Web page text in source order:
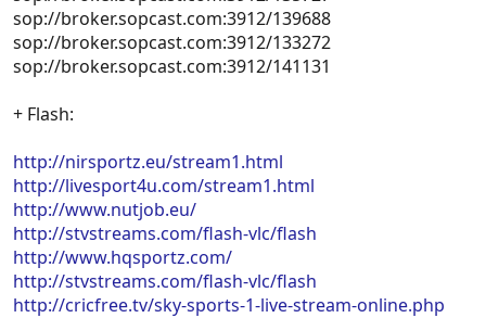
sop://broker.sopcast.com:3912/139688
sop://broker.sopcast.com:3912/133272
sop://broker.sopcast.com:3912/141131
+ Flash:
http://nirsportz.eu/stream1.html
http://livesport4u.com/stream1.html
http://www.nutjob.eu/
http://stvstreams.com/flash-vlc/flash
http://www.hqsportz.com/
http://stvstreams.com/flash-vlc/flash
http://cricfree.tv/sky-sports-1-live-stream-online.php